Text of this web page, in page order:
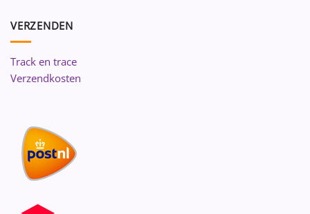
VERZENDEN
Track en trace
Verzendkosten